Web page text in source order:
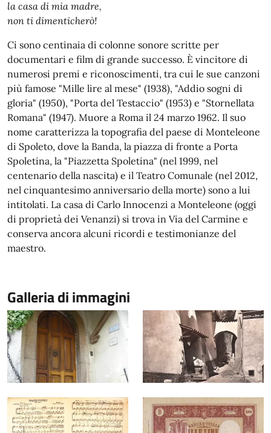
la casa di mia madre,
non ti dimenticherò!
Ci sono centinaia di colonne sonore scritte per
documentari e film di grande successo. È vincitore di
numerosi premi e riconoscimenti, tra cui le sue canzoni
più famose "Mille lire al mese" (1938), "Addio sogni di
gloria" (1950), "Porta del Testaccio" (1953) e "Stornellata
Romana" (1947). Muore a Roma il 24 marzo 1962. Il suo
nome caratterizza la topografia del paese di Monteleone
di Spoleto, dove la Banda, la piazza di fronte a Porta
Spoletina, la "Piazzetta Spoletina" (nel 1999, nel
centenario della nascita) e il Teatro Comunale (nel 2012,
nel cinquantesimo anniversario della morte) sono a lui
intitolati. La casa di Carlo Innocenzi a Monteleone (oggi
di proprietà dei Venanzi) si trova in Via del Carmine e
conserva ancora alcuni ricordi e testimonianze del
maestro.
Galleria di immagini